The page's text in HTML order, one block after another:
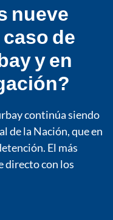
nueve
de
y en
continúa siendo
de la Nación, que en
El más
directo con los